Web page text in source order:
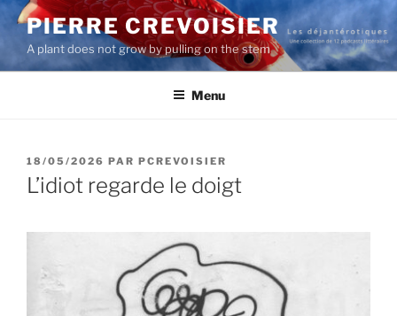
Aller
contenu
principal
PIERRE CREVOISIER
A plant does not grow by pulling on the stem
Menu
PUBLIÉ
LE
18/05/2026 PAR PCREVOISIER
L’idiot regarde le doigt